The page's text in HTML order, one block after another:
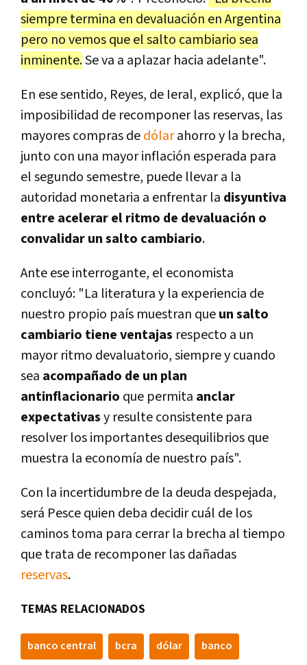
siempre termina en devaluación en Argentina
pero no vemos que el salto cambiario sea
inminente.Se va a aplazar hacia adelante".
En ese sentido, Reyes, de Ieral, explicó, que la
imposibilidad de recomponer las reservas, las
mayores compras dedólarahorro y la brecha,
junto con una mayor inflación esperada para
el segundo semestre, puede llevar a la
autoridad monetaria a enfrentar la disyuntiva
entre acelerar el ritmo de devaluación o
convalidar un salto cambiario.
Ante ese interrogante, el economista
concluyó: "La literatura y la experiencia de
nuestro propio país muestran queun salto
cambiario tiene ventajas respecto a un
mayor ritmo devaluatorio, siempre y cuando
sea acompañado de un plan
antinflacionario que permita anclar
expectativasy resulte consistente para
resolver los importantes desequilibrios que
muestra la economía de nuestro país".
Con la incertidumbre de la deuda despejada,
será Pesce quien deba decidir cuál de los
caminos toma para cerrar la brecha al tiempo
que trata de recomponer las dañadas
reservas.
TEMAS RELACIONADOS
banco central bcra dólar banco